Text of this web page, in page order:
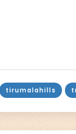
tirumalahills